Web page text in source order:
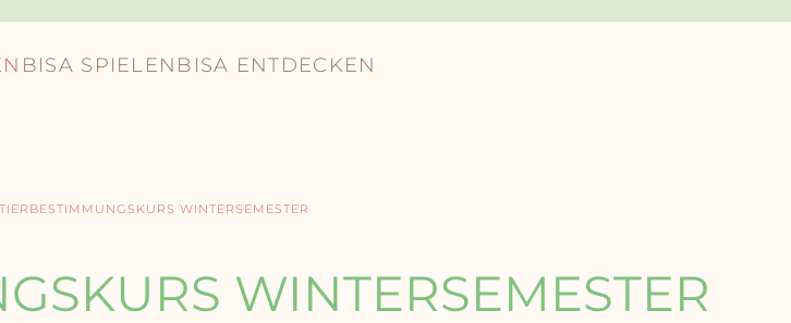
BISA SPIELEN BISA ENTDECKEN
WINTERSEMESTER
WINTERSEMESTER